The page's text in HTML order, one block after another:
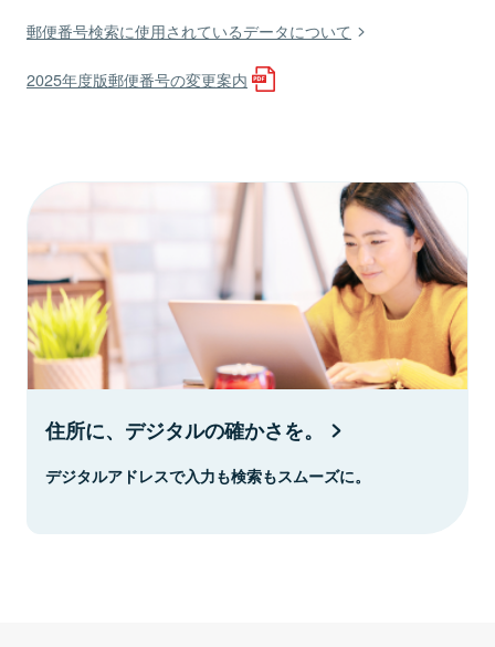
郵便番号検索に使用されているデータについて
2025年度版郵便番号の変更案内
住所に、デジタルの確かさを。
デジタルアドレスで入力も検索もスムーズに。